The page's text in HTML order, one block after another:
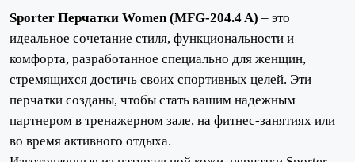
Sporter Перчатки Women (MFG-204.4 A) – это
идеальное сочетание стиля, функциональности и
комфорта, разработанное специально для женщин,
стремящихся достичь своих спортивных целей. Эти
перчатки созданы, чтобы стать вашим надежным
партнером в тренажерном зале, на фитнес-занятиях или
во время активного отдыха.